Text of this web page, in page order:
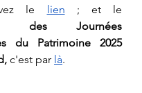
le lien
des Journées
du Patrimoine 2025
c'est par là.